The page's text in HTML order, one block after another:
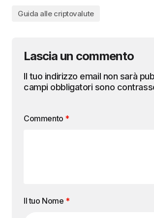
Guida alle criptovalute
Lascia un commento
Il tuo indirizzo email non sarà
campi obbligatori sono
Commento *
Il tuo Nome *